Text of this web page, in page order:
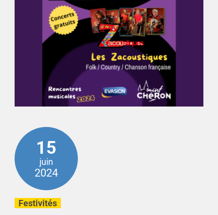
15
juin
2024
Festivités